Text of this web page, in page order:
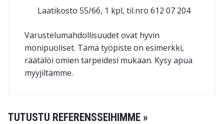
Laatikosto 55/66, 1 kpl, til.nro 612 07 204
Varustelumahdollisuudet ovat hyvin
monipuoliset. Tämä työpiste on esimerkki,
räätälöi omien tarpeidesi mukaan. Kysy apua
myyjiltämme.
TUTUSTU REFERENSSEIHIMME »